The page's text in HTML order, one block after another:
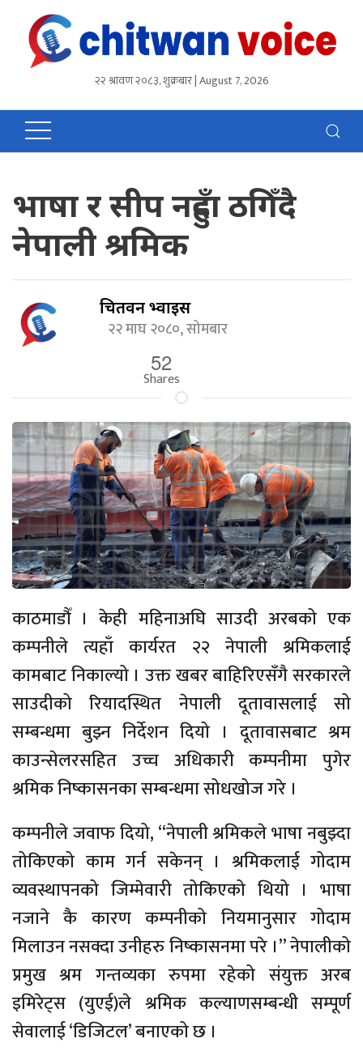
२२ श्रावण २०८३, शुक्रबार | August 7, 2026
भाषा र सीप नहुँदा ठगिँदै
नेपाली श्रमिक
चितवन भ्वाईस
२२ माघ २०८०, सोमबार
52
Shares
काठमाडौँ । केही महिनाअघि साउदी अरबको एक
कम्पनीले त्यहाँ कार्यरत २२ नेपाली श्रमिकलाई
कामबाट निकाल्यो । उक्त खबर बाहिरिएसँगै सरकारले
साउदीको रियादस्थित नेपाली दूतावासलाई सो
सम्बन्धमा बुझ्न निर्देशन दियो । दूतावासबाट श्रम
काउन्सेलरसहित उच्च अधिकारी कम्पनीमा पुगेर
श्रमिक निष्कासनका सम्बन्धमा सोधखोज गरे ।
कम्पनीले जवाफ दियो, “नेपाली श्रमिकले भाषा नबुझ्दा
तोकिएको काम गर्न सकेनन् । श्रमिकलाई गोदाम
व्यवस्थापनको जिम्मेवारी तोकिएको थियो । भाषा
नजाने कै कारण कम्पनीको नियमानुसार गोदाम
मिलाउन नसक्दा उनीहरु निष्कासनमा परे ।” नेपालीको
प्रमुख श्रम गन्तव्यका रुपमा रहेको संयुक्त अरब
इमिरेट्स (युएई)ले श्रमिक कल्याणसम्बन्धी सम्पूर्ण
सेवालाई ‘डिजिटल’ बनाएको छ ।